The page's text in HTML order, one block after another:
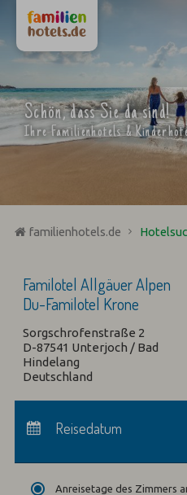
Schön, dass Sie da sind!
Ihre Familienhotels &
familienhotels.de
Familotel Allgäuer Alpen
Du-Familotel Krone
Sorgschrofenstraße 2
D-87541 Unterjoch / Bad
Hindelang
Deutschland
Abreise:keine Auswahl
Reisedatum
Anreisetage des Zimmers